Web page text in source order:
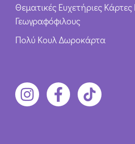
Θεματικές Ευχετήριες Κάρτες
Γεωγραφόφιλους
Πολύ Κουλ Δωροκάρτα